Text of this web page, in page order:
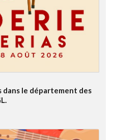
le département des